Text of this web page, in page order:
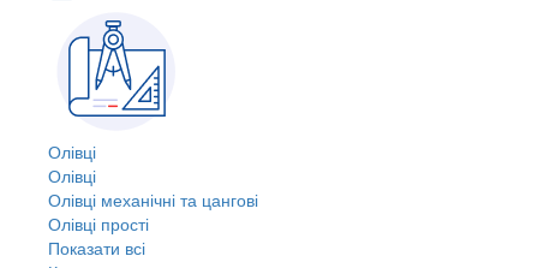
Олівці
Олівці
Олівці механічні та цангові
Олівці прості
Показати всі